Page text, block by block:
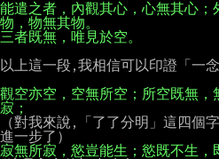
能遣之者，內觀其心，心無其心
三者既無，唯見於空。
以上這一段,我相信可以印證「一
觀空亦空，空無所空；所空既無，
寂；
（對我來說,「了了分明」這四個
寂無所寂，慾豈能生；慾既不生，